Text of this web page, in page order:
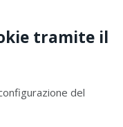
tramite il
del